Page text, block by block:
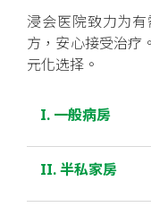
浸会医院致力为
方，安心接受治疗
元化选择。
I. 一般病房
II. 半私家房